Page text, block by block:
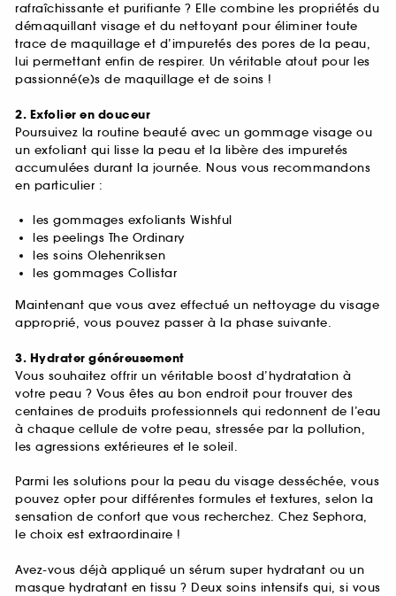
rafraîchissante et purifiante ? Elle combine les propriétés du
démaquillant visage et du nettoyant pour éliminer toute
trace de maquillage et d’impuretés des pores de la peau,
lui permettant enfin de respirer. Un véritable atout pour les
passionné(e)s de maquillage et de soins !
2. Exfolier en douceur
Poursuivez la routine beauté avec un gommage visage ou
un exfoliant qui lisse la peau et la libère des impuretés
accumulées durant la journée. Nous vous recommandons
en particulier :
les gommages exfoliants Wishful
les peelings The Ordinary
les soins Olehenriksen
les gommages Collistar
Maintenant que vous avez effectué un nettoyage du visage
approprié, vous pouvez passer à la phase suivante.
3. Hydrater généreusement
Vous souhaitez offrir un véritable boost d’hydratation à
votre peau ? Vous êtes au bon endroit pour trouver des
centaines de produits professionnels qui redonnent de l’eau
à chaque cellule de votre peau, stressée par la pollution,
les agressions extérieures et le soleil.
Parmi les solutions pour la peau du visage desséchée, vous
pouvez opter pour différentes formules et textures, selon la
sensation de confort que vous recherchez. Chez Sephora,
le choix est extraordinaire !
Avez-vous déjà appliqué un sérum super hydratant ou un
masque hydratant en tissu ? Deux soins intensifs qui, si vous